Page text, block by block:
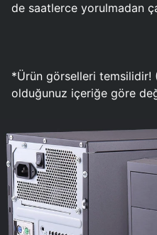
de saatlerce yorulmadan
*Ürün görselleri temsilidir!
olduğunuz içeriğe göre